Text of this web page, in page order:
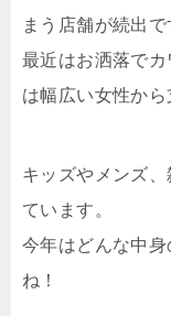
まう店舗が続出で
最近はお洒落で
は幅広い女性から
キッズやメンズ
ています。
今年はどんな中
ね！